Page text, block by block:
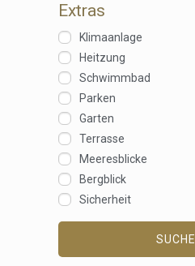
Extras
Klimaanlage
Heitzung
Schwimmbad
Parken
Garten
Terrasse
Meeresblicke
Bergblick
Sicherheit
SUCHE